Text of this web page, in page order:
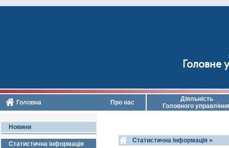
Головне
Головна Про нас
Діяльність
Головного управління
Новини
Статистична інформація Cтатистична інформація »